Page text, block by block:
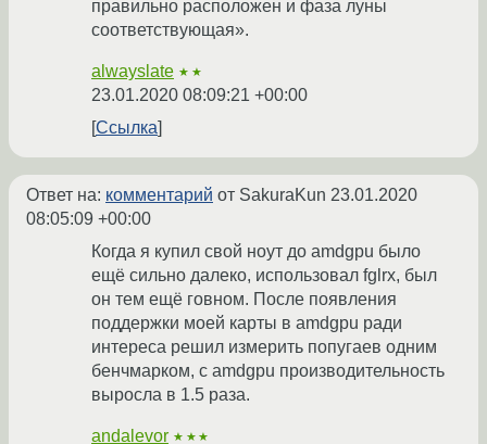
правильно расположен и фаза луны
соответствующая».
alwayslate ★★
23.01.2020 08:09:21 +00:00
Ссылка
Ответ на: комментарий от SakuraKun 23.01.2020
08:05:09 +00:00
Когда я купил свой ноут до amdgpu было
ещё сильно далеко, использовал fglrx, был
он тем ещё говном. После появления
поддержки моей карты в amdgpu ради
интереса решил измерить попугаев одним
бенчмарком, с amdgpu производительность
выросла в 1.5 раза.
andalevor ★★★